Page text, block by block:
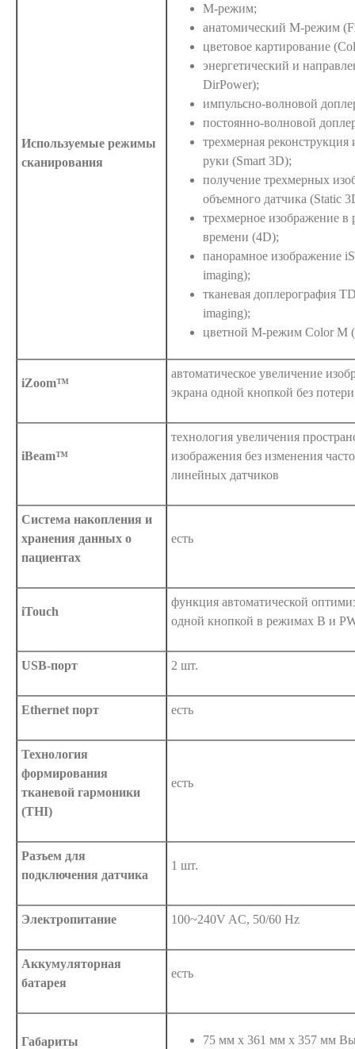
Используемые режимы
сканирования
M-режим;
анатомический М-режим
цветовое картирование
энергетический и
DirPower);
импульсно-волновой
постоянно-волновой
трехмерная
руки (Smart 3D);
получение трехмерных
объемного датчика (Static
трехмерное изображение в
времени (4D);
панорамное изображение
imaging);
тканевая доплерография
imaging);
цветной М-режим Color M
iZoom™
автоматическое увеличение
экрана одной кнопкой без
iBeam™
технология увеличения
изображения без изменения
линейных датчиков
Система накопления и
хранения данных о
пациентах
есть
iTouch
функция автоматической
одной кнопкой в режимах B и
USB-порт 2 шт.
Ethernet порт есть
Технология
формирования
тканевой гармоники
(THI)
есть
Разъем для
подключения датчика
1 шт.
Электропитание 100~240V AC, 50/60 Hz
Аккумуляторная
батарея
есть
Габариты 75 мм х 361 мм х 357 мм